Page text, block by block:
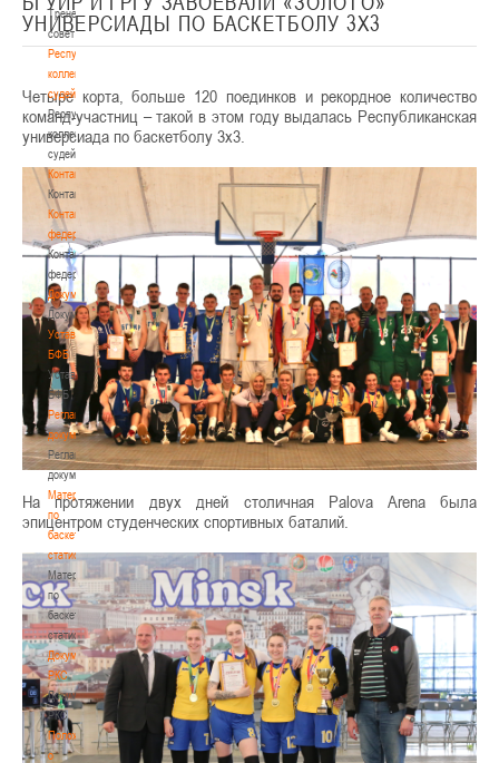
Тренерский
совет
Республиканская
коллегия
судей
Республиканская
коллегия
судей
Контакты
Контакты
Контакты
федерации
Контакты
федерации
Документы
Документы
Устав
БФБ
Устав
БФБ
Регламентирующие
документы
Регламентирующие
документы
Материалы
по
баскетбольной
статистике
Материалы
по
баскетбольной
статистике
Документы
РКС
Документы
РКС
Положение
о
УНИВЕРСИАДЫ ПО БАСКЕТБОЛУ 3Х3
Четыре корта, больше 120 поединков и рекордное количество
команд-участниц – такой в этом году выдалась Республиканская
универсиада по баскетболу 3х3.
На протяжении двух дней столичная Palova Arena была
эпицентром студенческих спортивных баталий.